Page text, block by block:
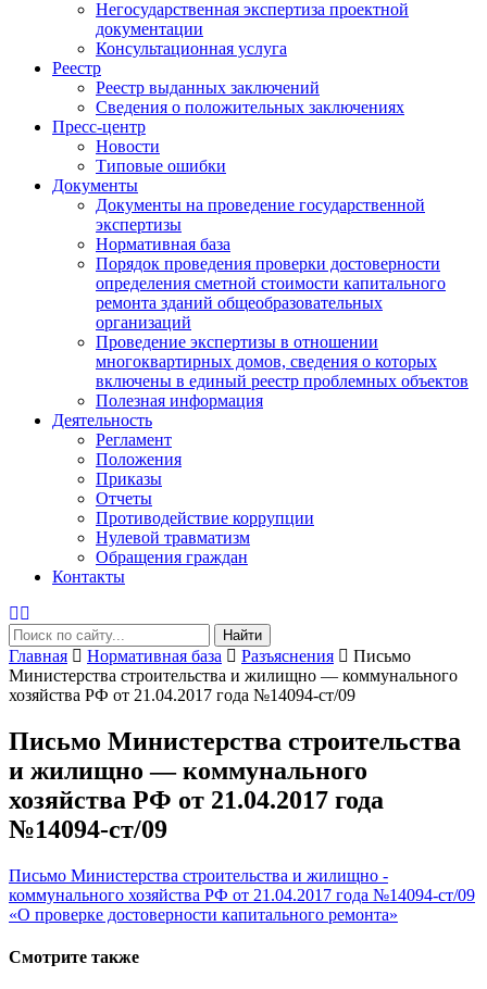
Негосударственная экспертиза проектной
документации
Консультационная услуга
Реестр
Реестр выданных заключений
Сведения о положительных заключениях
Пресс-центр
Новости
Типовые ошибки
Документы
Документы на проведение государственной
экспертизы
Нормативная база
Порядок проведения проверки достоверности
определения сметной стоимости капитального
ремонта зданий общеобразовательных
организаций
Проведение экспертизы в отношении
многоквартирных домов, сведения о которых
включены в единый реестр проблемных объектов
Полезная информация
Деятельность
Регламент
Положения
Приказы
Отчеты
Противодействие коррупции
Нулевой травматизм
Обращения граждан
Контакты
Найти
Главная Нормативная база Разъяснения
Письмо
Министерства строительства и жилищно — коммунального
хозяйства РФ от 21.04.2017 года №14094-ст/09
Письмо Министерства строительства
и жилищно — коммунального
хозяйства РФ от 21.04.2017 года
№14094-ст/09
Письмо Министерства строительства и жилищно -
коммунального хозяйства РФ от 21.04.2017 года №14094-ст/09
«О проверке достоверности капитального ремонта»
Смотрите также